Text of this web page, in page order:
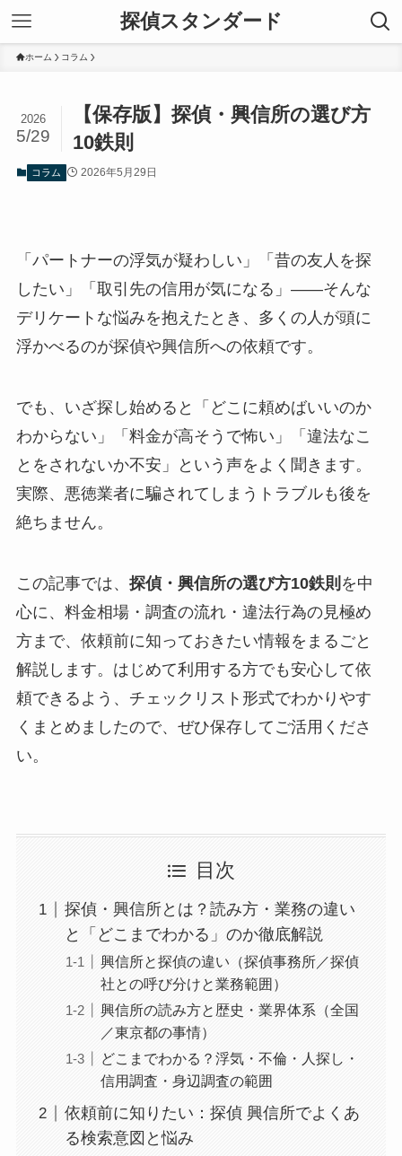
探偵スタンダード
ホーム コラム
【保存版】探偵・興信所の選び方
10鉄則
2026
5/29
コラム 2026年5月29日
「パートナーの浮気が疑わしい」「昔の友人を探
したい」「取引先の信用が気になる」——そんな
デリケートな悩みを抱えたとき、多くの人が頭に
浮かべるのが探偵や興信所への依頼です。
でも、いざ探し始めると「どこに頼めばいいのか
わからない」「料金が高そうで怖い」「違法なこ
とをされないか不安」という声をよく聞きます。
実際、悪徳業者に騙されてしまうトラブルも後を
絶ちません。
この記事では、 探偵・興信所の選び方10鉄則 を中
心に、料金相場・調査の流れ・違法行為の見極め
方まで、依頼前に知っておきたい情報をまるごと
解説します。はじめて利用する方でも安心して依
頼できるよう、チェックリスト形式でわかりやす
くまとめましたので、ぜひ保存してご活用くださ
い。
目次
探偵・興信所とは？読み方・業務の違い
と「どこまでわかる」のか徹底解説
興信所と探偵の違い（探偵事務所／探偵
社との呼び分けと業務範囲）
興信所の読み方と歴史・業界体系（全国
／東京都の事情）
どこまでわかる？浮気・不倫・人探し・
信用調査・身辺調査の範囲
依頼前に知りたい：探偵 興信所でよくあ
る検索意図と悩み